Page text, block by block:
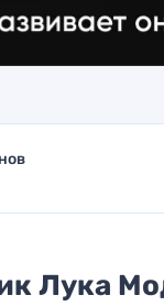
Лука